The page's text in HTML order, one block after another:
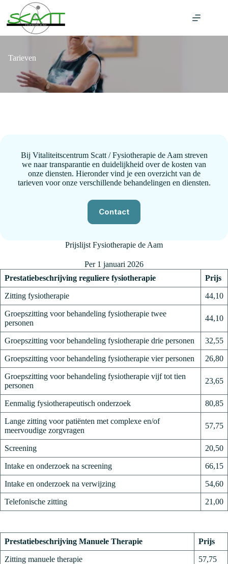
naar
de
Tarieven
Bij Vitaliteitscentrum Scatt / Fysiotherapie de Aam streven
we naar transparantie en duidelijkheid over de kosten van
onze diensten. Hieronder vind je een overzicht van de
tarieven voor onze verschillende behandelingen en diensten.
Contact
Prijslijst Fysiotherapie de Aam
Per 1 januari 2026
Prestatiebeschrijving reguliere fysiotherapie
Prijs
Zitting fysiotherapie 44,10
Groepszitting voor behandeling fysiotherapie twee
personen
44,10
Groepszitting voor behandeling fysiotherapie drie personen 32,55
Groepszitting voor behandeling fysiotherapie vier personen 26,80
Groepszitting voor behandeling fysiotherapie vijf tot tien
personen
23,65
Eenmalig fysiotherapeutisch onderzoek 80,85
Lange zitting voor patiënten met complexe en/of
meervoudige zorgvragen
57,75
Screening 20,50
Intake en onderzoek na screening 66,15
Intake en onderzoek na verwijzing 54,60
Telefonische zitting 21,00
Prestatiebeschrijving Manuele Therapie Prijs
Zitting manuele therapie 57,75